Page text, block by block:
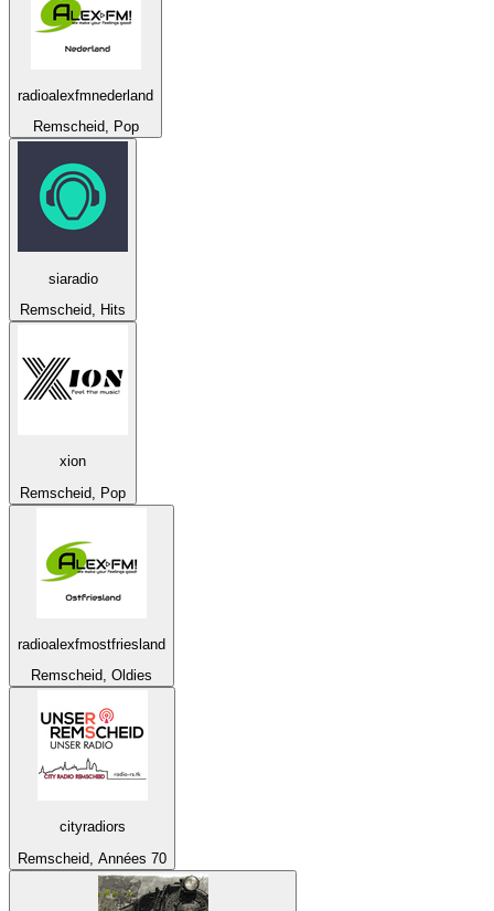
radioalexfmnederland
Remscheid, Pop
siaradio
Remscheid, Hits
xion
Remscheid, Pop
radioalexfmostfriesland
Remscheid, Oldies
cityradiors
Remscheid, Années 70